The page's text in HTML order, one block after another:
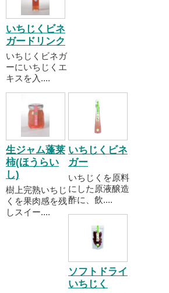
いちじくビネ
ガードリンク
いちじくビネガ
ーにいちじくエ
キスを入....
生ジャム蓬莱
柿(ほうらい
し)
樹上完熟いちじ
くを果肉感を残
しスイー....
いちじくビネ
ガー
いちじくを原料
にした原液醸造
酢に、飲....
ソフトドライ
いちじく